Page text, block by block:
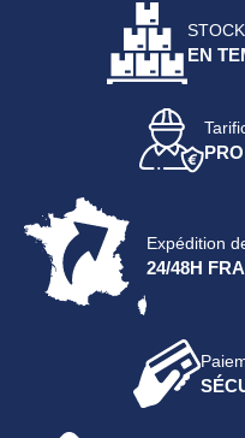
STOCK
EN
PRO
Expédition
24/48H